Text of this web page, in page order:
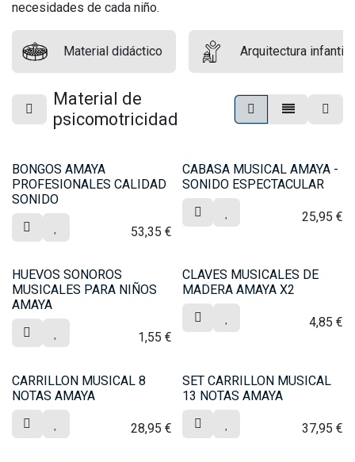
necesidades de cada niño.
Material didáctico Arquitectura infantil
Material de
psicomotricidad
BONGOS AMAYA
PROFESIONALES CALIDAD
SONIDO
53,35 €
CABASA MUSICAL AMAYA -
SONIDO ESPECTACULAR
25,95 €
HUEVOS SONOROS
MUSICALES PARA NIÑOS
AMAYA
1,55 €
CLAVES MUSICALES DE
MADERA AMAYA X2
4,85 €
CARRILLON MUSICAL 8
NOTAS AMAYA
28,95 €
SET CARRILLON MUSICAL
13 NOTAS AMAYA
37,95 €